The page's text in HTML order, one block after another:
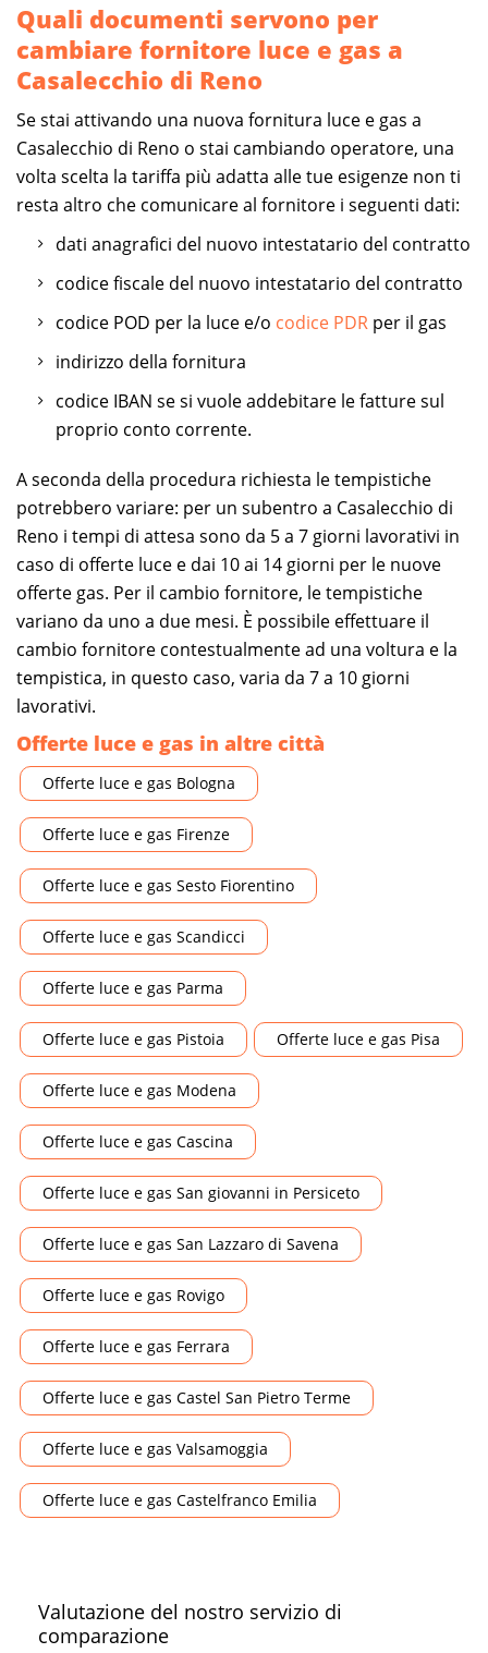
Quali documenti servono per
cambiare fornitore luce e gas a
Casalecchio di Reno
Se stai attivando una nuova fornitura luce e gas a
Casalecchio di Reno o stai cambiando operatore, una
volta scelta la tariffa più adatta alle tue esigenze non ti
resta altro che comunicare al fornitore i seguenti dati:
dati anagrafici del nuovo intestatario del contratto
codice fiscale del nuovo intestatario del contratto
codice POD per la luce e/o codice PDR per il gas
indirizzo della fornitura
codice IBAN se si vuole addebitare le fatture sul
proprio conto corrente.
A seconda della procedura richiesta le tempistiche
potrebbero variare: per un subentro a Casalecchio di
Reno i tempi di attesa sono da 5 a 7 giorni lavorativi in
caso di offerte luce e dai 10 ai 14 giorni per le nuove
offerte gas. Per il cambio fornitore, le tempistiche
variano da uno a due mesi. È possibile effettuare il
cambio fornitore contestualmente ad una voltura e la
tempistica, in questo caso, varia da 7 a 10 giorni
lavorativi.
Offerte luce e gas in altre città
Offerte luce e gas Bologna
Offerte luce e gas Firenze
Offerte luce e gas Sesto Fiorentino
Offerte luce e gas Scandicci
Offerte luce e gas Parma
Offerte luce e gas Pistoia Offerte luce e gas Pisa
Offerte luce e gas Modena
Offerte luce e gas Cascina
Offerte luce e gas San giovanni in Persiceto
Offerte luce e gas San Lazzaro di Savena
Offerte luce e gas Rovigo
Offerte luce e gas Ferrara
Offerte luce e gas Castel San Pietro Terme
Offerte luce e gas Valsamoggia
Offerte luce e gas Castelfranco Emilia
Valutazione del nostro servizio di
comparazione